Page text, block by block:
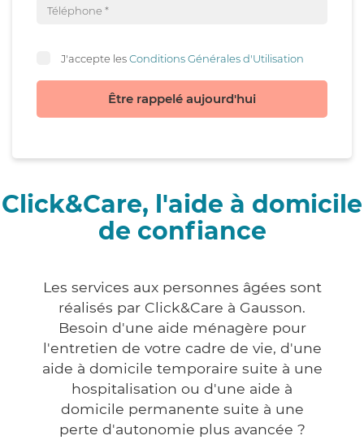
J'accepte lesConditions Générales d'Utilisation
Être rappelé aujourd'hui
Click&Care, l'aide à domicile
de confiance
Les services aux personnes âgées sont
réalisés par Click&Care à Gausson.
Besoin d'une aide ménagère pour
l'entretien de votre cadre de vie, d'une
aide à domicile temporaire suite à une
hospitalisation ou d'une aide à
domicile permanente suite à une
perte d'autonomie plus avancée ?